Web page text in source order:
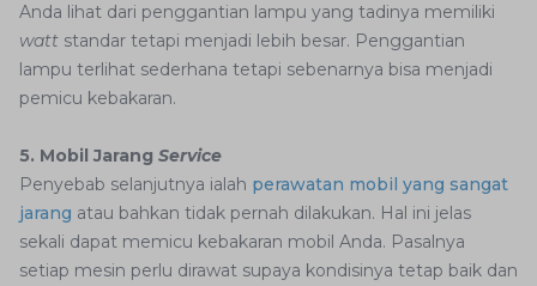
Anda lihat dari penggantian lampu yang tadinya memiliki
watt standar tetapi menjadi lebih besar. Penggantian
lampu terlihat sederhana tetapi sebenarnya bisa menjadi
pemicu kebakaran.
5. Mobil Jarang Service
Penyebab selanjutnya ialah perawatan mobil yang sangat
jarang atau bahkan tidak pernah dilakukan. Hal ini jelas
sekali dapat memicu kebakaran mobil Anda. Pasalnya
setiap mesin perlu dirawat supaya kondisinya tetap baik dan